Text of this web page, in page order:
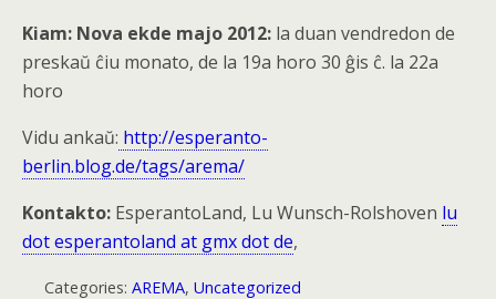
Kiam: Nova ekde majo 2012: la duan vendredon de
preskaŭ ĉiu monato, de la 19a horo 30 ĝis ĉ. la 22a
horo
Vidu ankaŭ: http://esperanto-
berlin.blog.de/tags/arema/
Kontakto: EsperantoLand, Lu Wunsch-Rolshoven lu
dot esperantoland at gmx dot de,
Categories: AREMA, Uncategorized